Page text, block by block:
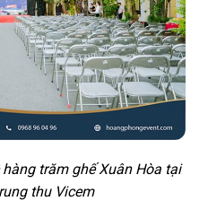
trăm ghế Xuân Hòa tại
thu Vicem